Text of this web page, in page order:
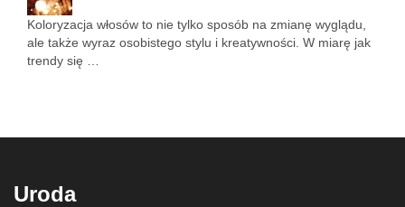
Koloryzacja włosów to nie tylko sposób na zmianę wyglądu,
ale także wyraz osobistego stylu i kreatywności. W miarę jak
trendy się …
Uroda